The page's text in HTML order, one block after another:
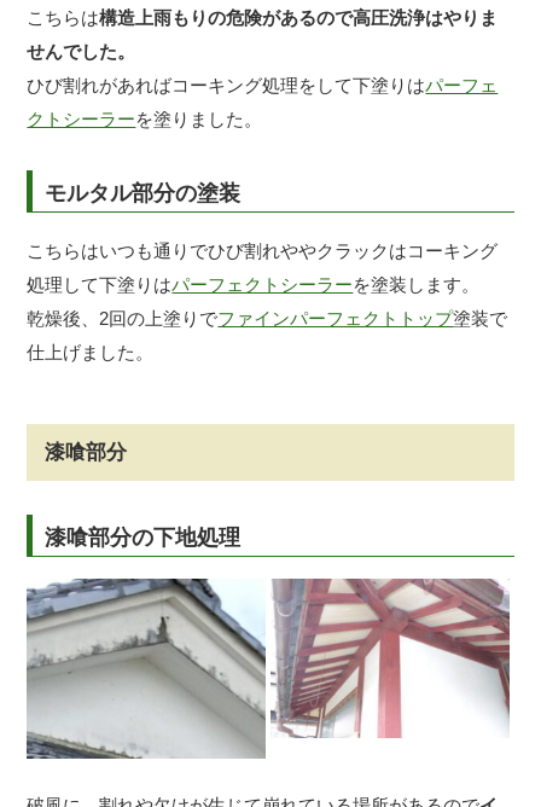
こちらは構造上雨もりの危険があるので高圧洗浄はやりま
せんでした。
ひび割れがあればコーキング処理をして下塗りはパーフェ
クトシーラーを塗りました。
モルタル部分の塗装
こちらはいつも通りでひび割れややクラックはコーキング
処理して下塗りはパーフェクトシーラーを塗装します。
乾燥後、2回の上塗りでファインパーフェクトトップ塗装で
仕上げました。
漆喰部分
漆喰部分の下地処理